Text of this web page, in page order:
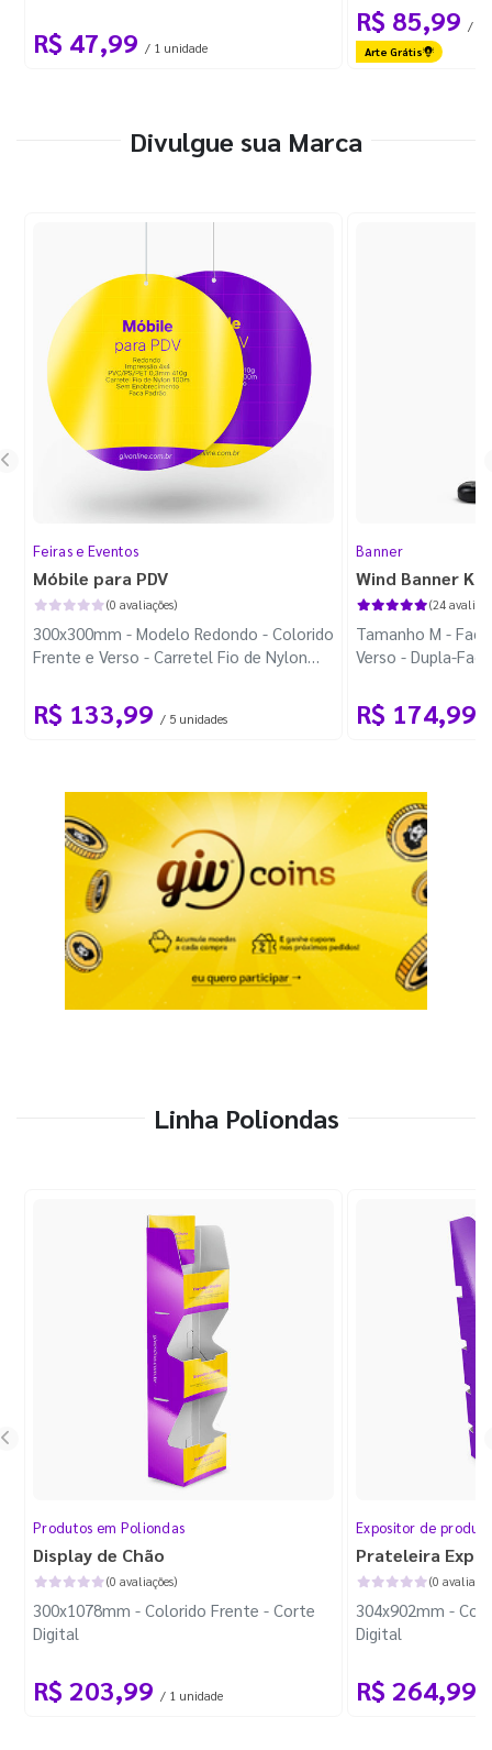
R$ 47,99 / 1 unidade
R$ 85,99 / 1
Arte Grátis
Divulgue sua Marca
Feiras e Eventos
Móbile para PDV
(0 avaliações)
300x300mm - Modelo Redondo - Colorido
Frente e Verso - Carretel Fio de Nylon
R$ 133,99 / 5 unidades
Banner
Wind Banner
(24
Tamanho M -
Verso - Dupla-
R$ 174,99
Linha Poliondas
Produtos em Poliondas
Display de Chão
(0 avaliações)
300x1078mm - Colorido Frente - Corte
Digital
R$ 203,99 / 1 unidade
Expositor de
Prateleira
(0
304x902mm -
Digital
R$ 264,99